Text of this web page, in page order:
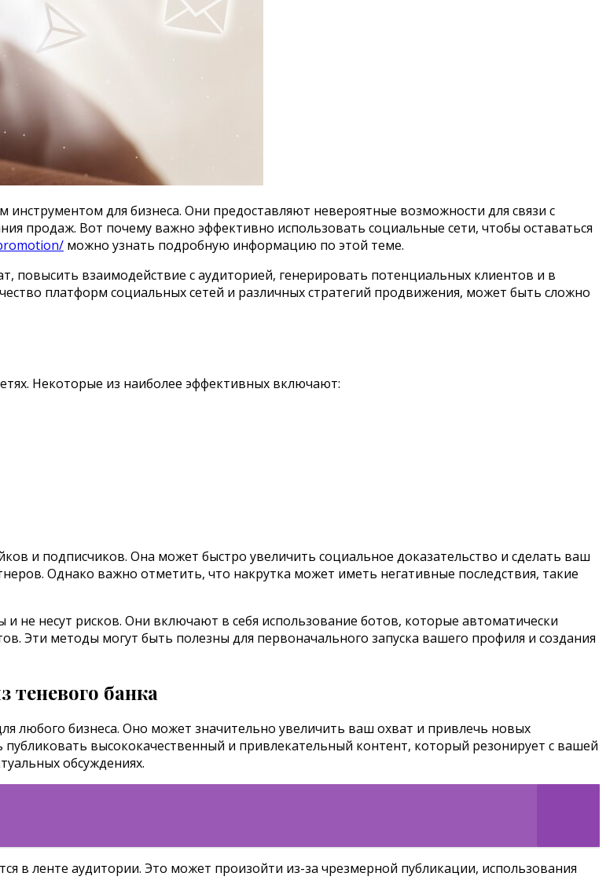
для бизнеса. Они предоставляют невероятные возможности для связи с
продаж. Вот почему важно эффективно использовать социальные сети, чтобы оставаться
можно узнать подробную информацию по этой теме.
повысить взаимодействие с аудиторией, генерировать потенциальных клиентов и в
платформ социальных сетей и различных стратегий продвижения, может быть сложно
Некоторые из наиболее эффективных включают:
и подписчиков. Она может быстро увеличить социальное доказательство и сделать ваш
Однако важно отметить, что накрутка может иметь негативные последствия, такие
не несут рисков. Они включают в себя использование ботов, которые автоматически
Эти методы могут быть полезны для первоначального запуска вашего профиля и создания
банка
любого бизнеса. Оно может значительно увеличить ваш охват и привлечь новых
высококачественный и привлекательный контент, который резонирует с вашей
обсуждениях.
в ленте аудитории. Это может произойти из-за чрезмерной публикации, использования